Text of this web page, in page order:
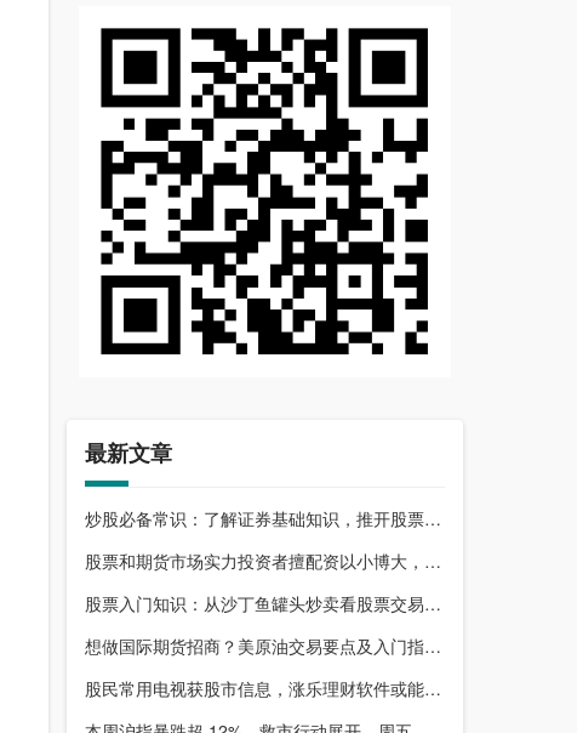
最新文章
炒股必备常识：了解证券基础知识，推开股票市场大门
股票和期货市场实力投资者擅配资以小博大，顶配网优势尽显
股票入门知识：从沙丁鱼罐头炒卖看股票交易本质，你了解吗？
想做国际期货招商？美原油交易要点及入门指南请收好
股民常用电视获股市信息，涨乐理财软件或能满足更多需求？